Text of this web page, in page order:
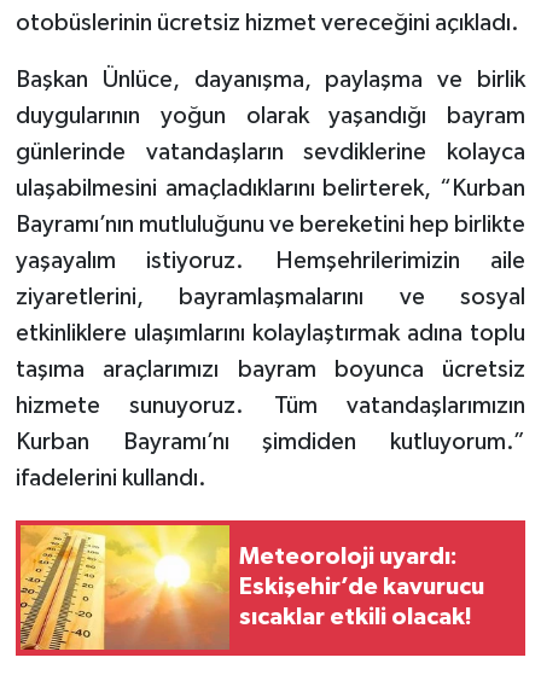
otobüslerinin ücretsiz hizmet vereceğini açıkladı.
Başkan Ünlüce, dayanışma, paylaşma ve birlik
duygularının yoğun olarak yaşandığı bayram
günlerinde vatandaşların sevdiklerine kolayca
ulaşabilmesini amaçladıklarını belirterek, “Kurban
Bayramı’nın mutluluğunu ve bereketini hep birlikte
yaşayalım istiyoruz. Hemşehrilerimizin aile
ziyaretlerini, bayramlaşmalarını ve sosyal
etkinliklere ulaşımlarını kolaylaştırmak adına toplu
taşıma araçlarımızı bayram boyunca ücretsiz
hizmete sunuyoruz. Tüm vatandaşlarımızın
Kurban Bayramı’nı şimdiden kutluyorum.”
ifadelerini kullandı.
Meteoroloji uyardı:
Eskişehir’de kavurucu
sıcaklar etkili olacak!
Yurttan